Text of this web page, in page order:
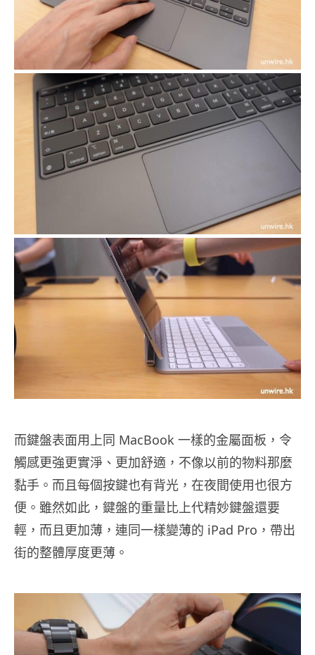
而鍵盤表面用上同 MacBook 一樣的金屬面板，令
觸感更強更實淨、更加舒適，不像以前的物料那麼
黏手。而且每個按鍵也有背光，在夜間使用也很方
便。雖然如此，鍵盤的重量比上代精妙鍵盤還要
輕，而且更加薄，連同一樣變薄的 iPad Pro，帶出
街的整體厚度更薄。